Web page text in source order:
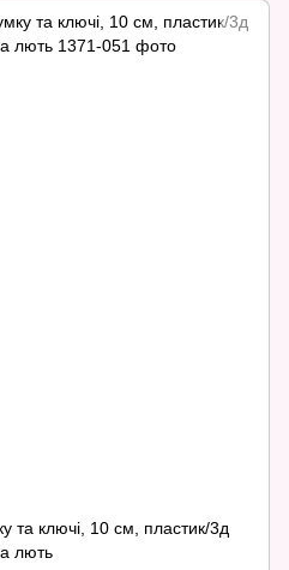
та ключі, 10 см, пластик/3д
лють